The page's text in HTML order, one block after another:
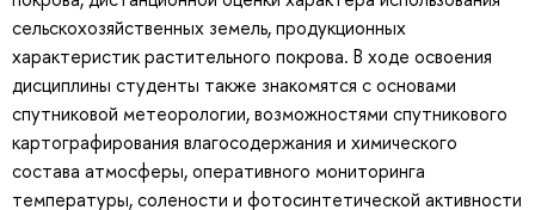
сельскохозяйственных земель, продукционных
характеристик растительного покрова. В ходе освоения
дисциплины студенты также знакомятся с основами
спутниковой метеорологии, возможностями спутникового
картографирования влагосодержания и химического
состава атмосферы, оперативного мониторинга
температуры, солености и фотосинтетической активности